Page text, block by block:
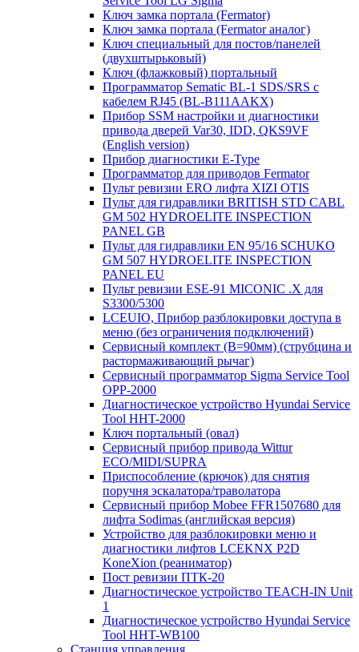
Ключ замка портала (Fermator)
Ключ замка портала (Fermator аналог)
Ключ специальный для постов/панелей
(двухштырьковый)
Ключ (флажковый) портальный
Программатор Sematic BL-1 SDS/SRS с
кабелем RJ45 (BL-B111AAKX)
Прибор SSM настройки и диагностики
привода дверей Var30, IDD, QKS9VF
(English version)
Прибор диагностики E-Type
Программатор для приводов Fermator
Пульт ревизии ERO лифта XIZI OTIS
Пульт для гидравлики BRITISH STD CABL
GM 502 HYDROELITE INSPECTION
PANEL GB
Пульт для гидравлики EN 95/16 SCHUKO
GM 507 HYDROELITE INSPECTION
PANEL EU
Пульт ревизии ESE-91 MICONIC .X для
S3300/5300
LCEUIO, Прибор разблокировки доступа в
меню (без ограничения подключений)
Сервисный комплект (В=90мм) (струбцина и
растормаживающий рычаг)
Сервисный программатор Sigma Service Tool
OPP-2000
Диагностическое устройство Hyundai Service
Tool HHT-2000
Ключ портальный (овал)
Сервисный прибор привода Wittur
ECO/MIDI/SUPRA
Приспособление (крючок) для снятия
поручня эскалатора/траволатора
Сервисный прибор Mobee FFR1507680 для
лифта Sodimas (английская версия)
Устройство для разблокировки меню и
диагностики лифтов LCEKNX P2D
KoneXion (реаниматор)
Пост ревизии ПТК-20
Диагностическое устройство TEACH-IN Unit
1
Диагностическое устройство Hyundai Service
Tool HHT-WB100
Станция управления